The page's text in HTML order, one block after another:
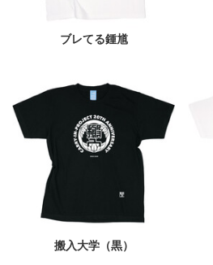
ブレてる鍾馗
搬入大学（黒）